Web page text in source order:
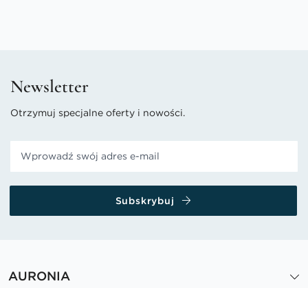
Newsletter
Otrzymuj specjalne oferty i nowości.
Subskrybuj
AURONIA